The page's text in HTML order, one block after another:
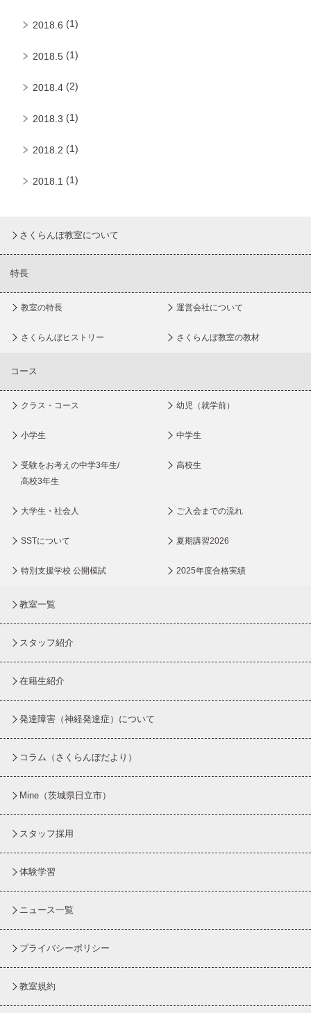
2018.6 (1)
2018.5 (1)
2018.4 (2)
2018.3 (1)
2018.2 (1)
2018.1 (1)
さくらんぼ教室について
特長
教室の特長 運営会社について
さくらんぼヒストリー さくらんぼ教室の教材
コース
クラス・コース 幼児（就学前）
小学生 中学生
受験をお考えの中学3年生/
高校3年生
高校生
大学生・社会人 ご入会までの流れ
SSTについて 夏期講習2026
特別支援学校 公開模試 2025年度合格実績
教室一覧
スタッフ紹介
在籍生紹介
発達障害（神経発達症）について
コラム （さくらんぼだより）
Mine（茨城県日立市）
スタッフ採用
体験学習
ニュース一覧
プライバシーポリシー
教室規約